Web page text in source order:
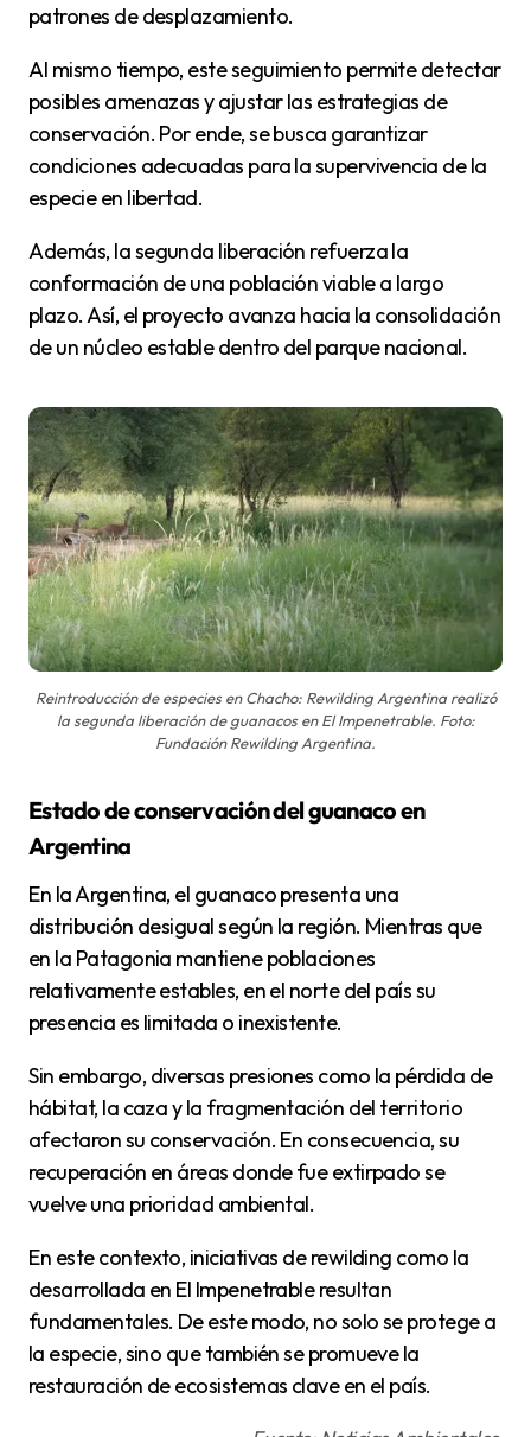
patrones de desplazamiento.
Al mismo tiempo, este seguimiento permite detectar
posibles amenazas y ajustar las estrategias de
conservación. Por ende, se busca garantizar
condiciones adecuadas para la supervivencia de la
especie en libertad.
Además, la segunda liberación refuerza la
conformación de una población viable a largo
plazo. Así, el proyecto avanza hacia la consolidación
de un núcleo estable dentro del parque nacional.
Reintroducción de especies en Chacho: Rewilding Argentina realizó
la segunda liberación de guanacos en El Impenetrable. Foto:
Fundación Rewilding Argentina.
Estado de conservación del guanaco en
Argentina
En la Argentina, el guanaco presenta una
distribución desigual según la región. Mientras que
en la Patagonia mantiene poblaciones
relativamente estables, en el norte del país su
presencia es limitada o inexistente.
Sin embargo, diversas presiones como la pérdida de
hábitat, la caza y la fragmentación del territorio
afectaron su conservación. En consecuencia, su
recuperación en áreas donde fue extirpado se
vuelve una prioridad ambiental.
En este contexto, iniciativas de rewilding como la
desarrollada en El Impenetrable resultan
fundamentales. De este modo, no solo se protege a
la especie, sino que también se promueve la
restauración de ecosistemas clave en el país.